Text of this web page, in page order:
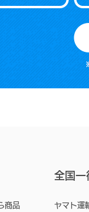
商品
全国一
ヤマト運